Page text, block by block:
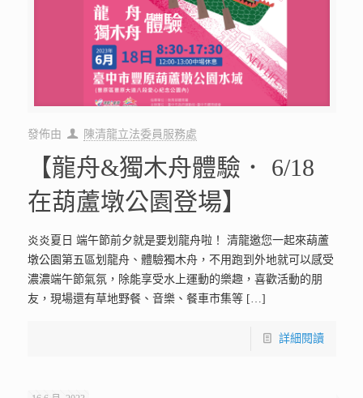
發佈由 陳清龍立法委員服務處
【龍舟&獨木舟體驗． 6/18
在葫蘆墩公園登場】
炎炎夏日 端午節前夕就是要划龍舟啦！ 清龍邀您一起來葫蘆
墩公園第五區划龍舟、體驗獨木舟，不用跑到外地就可以感受
濃濃端午節氣氛，除能享受水上運動的樂趣，喜歡活動的朋
友，現場還有草地野餐、音樂、餐車市集等[…]
詳細閱讀